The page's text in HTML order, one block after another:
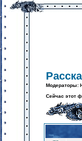
Модераторы:
Сейчас этот